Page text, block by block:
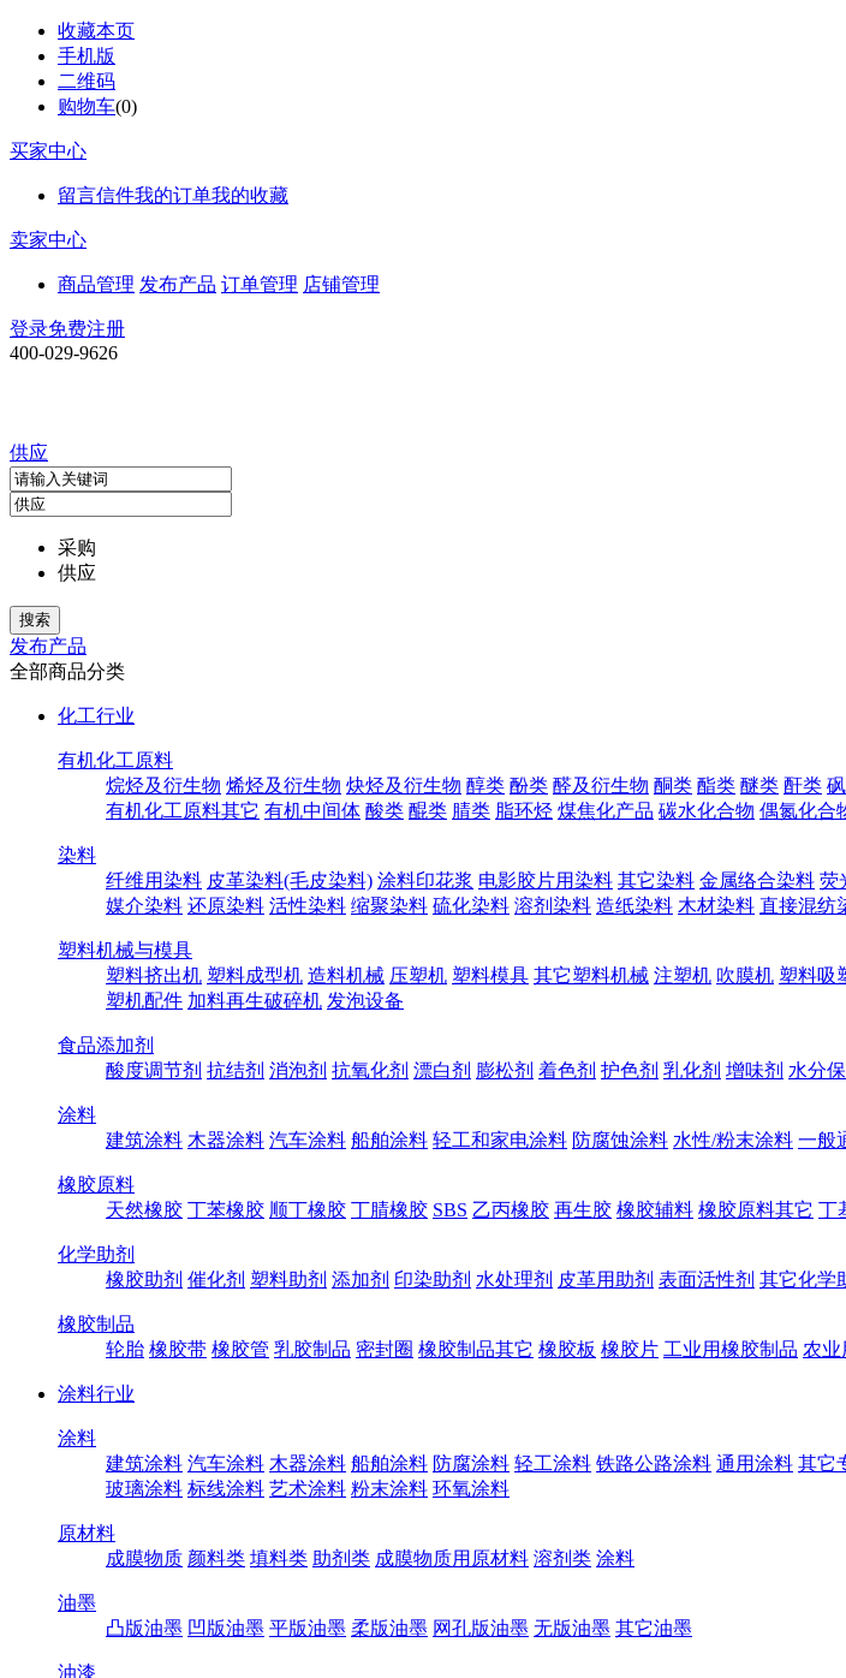
收藏本页
手机版
二维码
购物车(0)
买家中心
留言信件我的订单我的收藏
卖家中心
商品管理 发布产品 订单管理 店铺管理
登录免费注册
400-029-9626
供应
采购
供应
发布产品
全部商品分类
化工行业
有机化工原料
烷烃及衍生物 烯烃及衍生物 炔烃及衍生物 醇类 酚类 醛及衍生物 酮类 酯类 醚类 酐类
有机化工原料其它 有机中间体 酸类 醌类 腈类 脂环烃 煤焦化产品 碳水化合物 偶氮化合
染料
纤维用染料 皮革染料(毛皮染料) 涂料印花浆 电影胶片用染料 其它染料 金属络合染料 荧
媒介染料 还原染料 活性染料 缩聚染料 硫化染料 溶剂染料 造纸染料 木材染料 直接混纺
塑料机械与模具
塑料挤出机 塑料成型机 造料机械 压塑机 塑料模具 其它塑料机械 注塑机 吹膜机 塑料吸
塑机配件 加料再生破碎机 发泡设备
食品添加剂
酸度调节剂 抗结剂 消泡剂 抗氧化剂 漂白剂 膨松剂 着色剂 护色剂 乳化剂 增味剂 水分
涂料
建筑涂料 木器涂料 汽车涂料 船舶涂料 轻工和家电涂料 防腐蚀涂料 水性/粉末涂料 一般
橡胶原料
天然橡胶 丁苯橡胶 顺丁橡胶 丁腈橡胶 SBS 乙丙橡胶 再生胶 橡胶辅料 橡胶原料其它 丁
化学助剂
橡胶助剂 催化剂 塑料助剂 添加剂 印染助剂 水处理剂 皮革用助剂 表面活性剂 其它化学
橡胶制品
轮胎 橡胶带 橡胶管 乳胶制品 密封圈 橡胶制品其它 橡胶板 橡胶片 工业用橡胶制品 农业
涂料行业
涂料
建筑涂料 汽车涂料 木器涂料 船舶涂料 防腐涂料 轻工涂料 铁路公路涂料 通用涂料 其它
玻璃涂料 标线涂料 艺术涂料 粉末涂料 环氧涂料
原材料
成膜物质 颜料类 填料类 助剂类 成膜物质用原材料 溶剂类 涂料
油墨
凸版油墨 凹版油墨 平版油墨 柔版油墨 网孔版油墨 无版油墨 其它油墨
油漆